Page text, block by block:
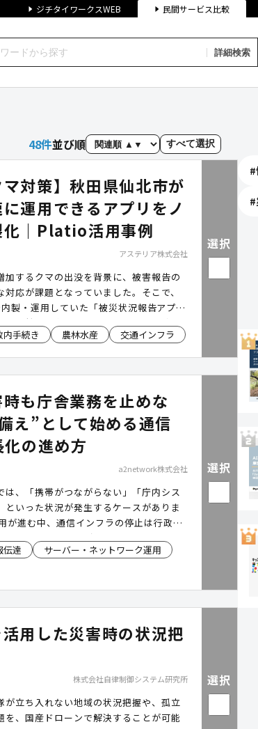
ジチタイワークスWEB 民間サービス比較
詳細検索
自治体向けサービス
48件並び順 すべて選択
マ対策】秋田県仙北市が
運用できるアプリをノ
化｜Platio活用事例
アステリア株式会社
加するクマの出没を背景に、被害報告の
応が課題となっていました。そこで、
製・運用していた「被災状況報告アプ
緊急銃猟の指針やチェックリストを確認
が改修・運用できる体制により、クマ
ュアル共有により、現場判断の速度と
ます。
内手続き 農林水産 交通インフラ
選択
も庁舎業務を止めな
え”として始める通信
の進め方
a2network株式会社
は、「携帯がつながらない」「庁内シス
といった状況が発生するケースがありま
が進む中、通信インフラの停止は行政サ
響を及ぼす可能性があります。「スカイ
ア回線を活用し、通信障害時に自動で
化サービスです。平時の業務利用から
伝達
サーバー・ネットワーク運用
選択
用した災害時の状況把
株式会社自律制御システム研究所
が立ち入れない地域の状況把握や、孤立
を、国産ドローンで解決することが可能
選択
#
#